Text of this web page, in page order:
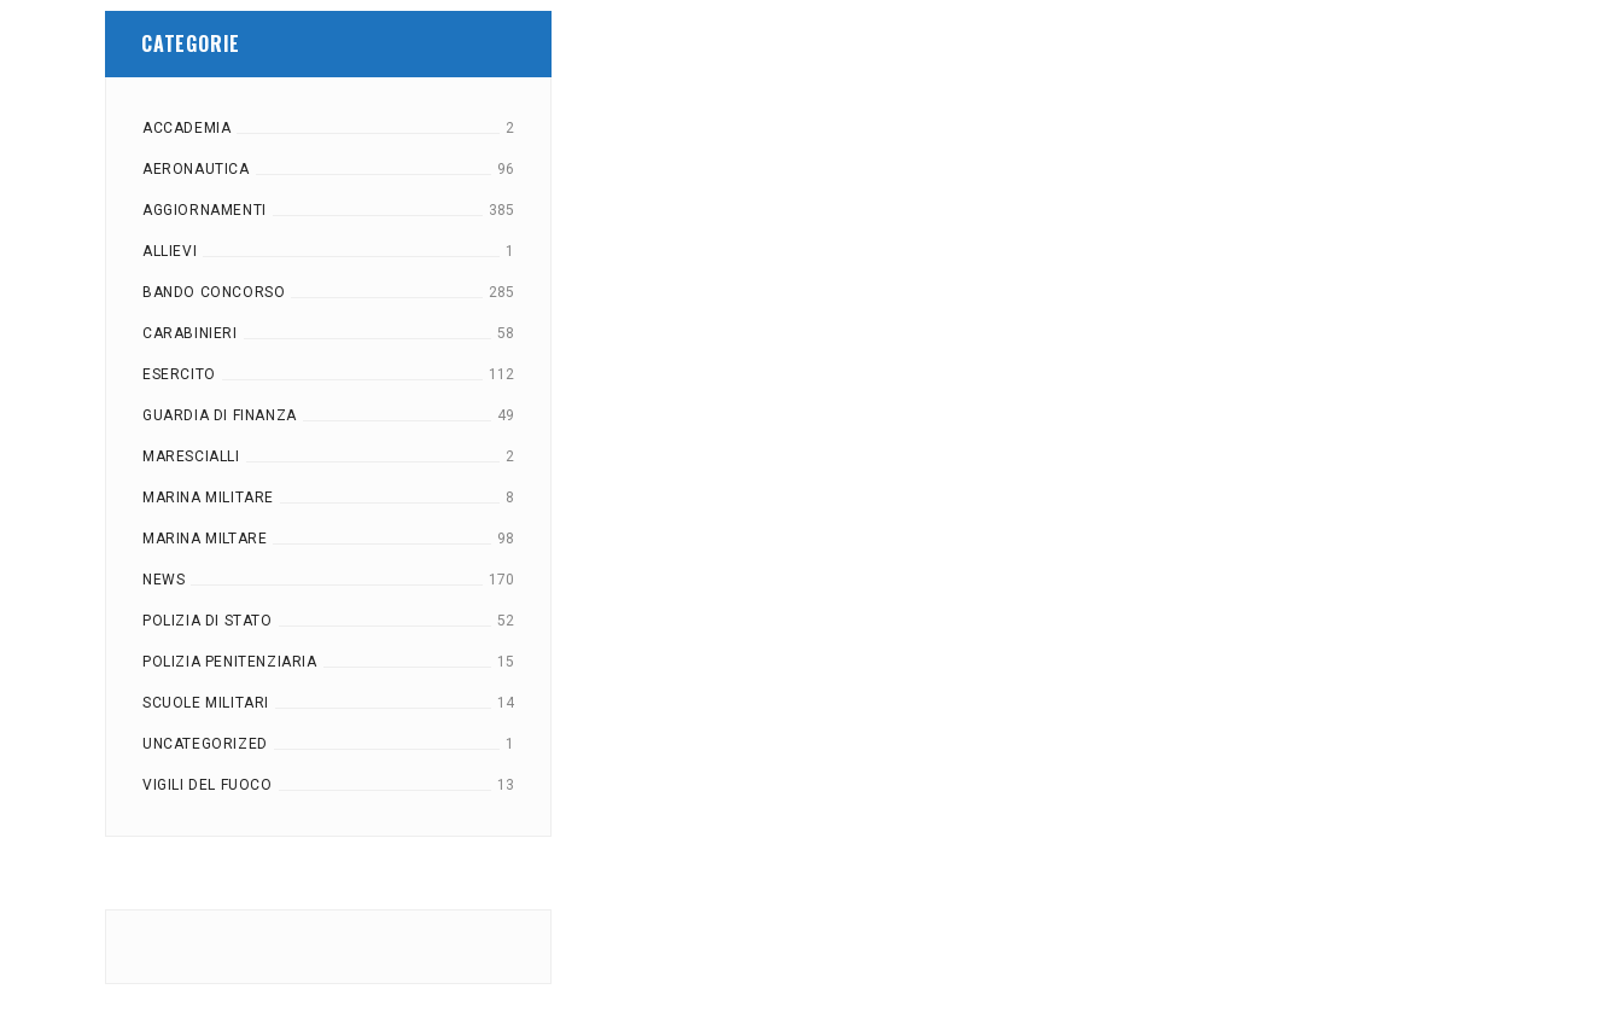
CATEGORIE
ACCADEMIA 2
AERONAUTICA 96
AGGIORNAMENTI 385
ALLIEVI 1
BANDO CONCORSO 285
CARABINIERI 58
ESERCITO 112
GUARDIA DI FINANZA 49
MARESCIALLI 2
MARINA MILITARE 8
MARINA MILTARE 98
NEWS 170
POLIZIA DI STATO 52
POLIZIA PENITENZIARIA 15
SCUOLE MILITARI 14
UNCATEGORIZED 1
VIGILI DEL FUOCO 13